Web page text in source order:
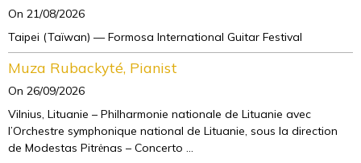
On 21/08/2026
Taipei (Taïwan) — Formosa International Guitar Festival
Muza Rubackyté, Pianist
On 26/09/2026
Vilnius, Lituanie – Philharmonie nationale de Lituanie avec
l’Orchestre symphonique national de Lituanie, sous la direction
de Modestas Pitrėnas – Concerto ...